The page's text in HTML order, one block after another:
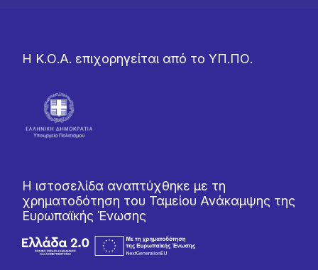
Η Κ.Ο.Α. επιχορηγείται από το ΥΠ.ΠΟ.
Η ιστοσελίδα αναπτύχθηκε με τη
χρηματοδότηση του Ταμείου Ανάκαμψης της
Ευρωπαϊκής Ένωσης